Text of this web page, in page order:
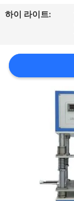
여
품
하이 라이트: